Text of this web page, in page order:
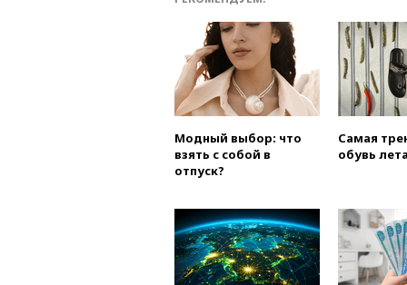
Модный выбор: что
взять с собой в
отпуск?
Самая
обувь